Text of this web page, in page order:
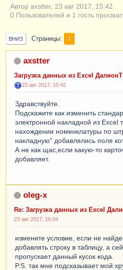
Автор axstter, 23 авг 2017, 15:42
0 Пользователей и 1 гость
ВНИЗ Страницы 1
axstter
Загрузка данных из Excel
23 авг 2017, 15:42
Здравствуйте.
Подскажите как изменить
электронной накладной из Excel
нахождении номенклатуры по
накладную" добавлялись поля
А не как щас,если какую-то
добавляет.
oleg-x
Re: Загрузка данных из Excel
23 авг 2017, 16:04
измените условие, если не
добавлять строку в таблицу, а
пропускает данный кусок кода.
P.S. так мне подсказывает мой